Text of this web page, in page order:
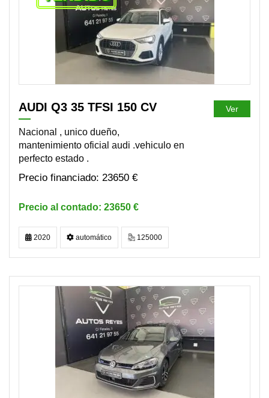
AUDI Q3 35 TFSI 150 CV
Nacional , unico dueño,
mantenimiento oficial audi .vehiculo en
perfecto estado .
23650 €
23650 €
Ver
2020 automático 125000
DISPONIBLE